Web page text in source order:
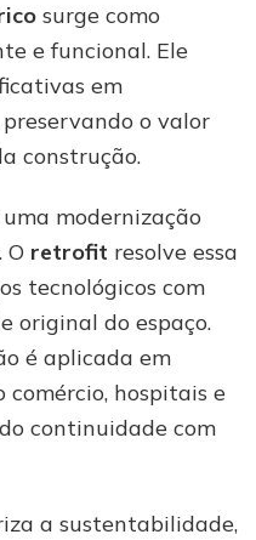
surge como
e funcional. Ele
em
o valor
construção.
modernização
O retrofit resolve essa
tecnológicos com
original do espaço.
é aplicada em
comércio, hospitais e
continuidade com
a sustentabilidade,